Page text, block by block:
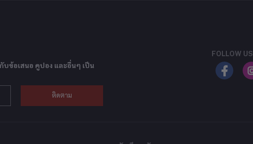
บข้อเสนอ คูปอง และอื่นๆ เป็น
ติดตาม
FOLLOW US